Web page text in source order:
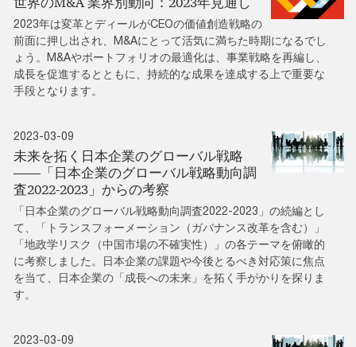
2023年は変革とディールがCEOの価値創造戦略の
前面に押し出され、M&Aにとって活気に満ちた時期になるでし
ょう。M&Aやポートフォリオの最適化は、事業戦略を再編し、
成長を促進するとともに、持続的な成果を達成する上で重要な
手段となります。
2023-03-09
未来を拓く日本企業のグローバル戦略
――「日本企業のグローバル戦略動向調
査2022-2023」からの考察
「日本企業のグローバル戦略動向調査2022-2023」の続編とし
て、「トランスフォーメーション（ガバナンス改革を含む）」
「地政学リスク（中国市場の不確実性）」の各テーマを俯瞰的
に考察しました。日本企業の課題や今後とるべき対応策に焦点
を当て、日本企業の「成長への未来」を拓く手がかりを探りま
す。
2023-03-09